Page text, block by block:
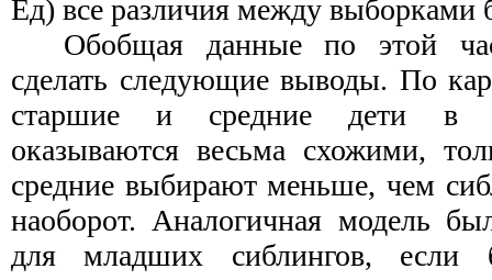
Ед) все различия между выборками
Обобщая данные по этой
сделать следующие выводы. По
старшие и средние дети в
оказываются весьма схожими,
средние выбирают меньше, чем
наоборот. Аналогичная модель
для младших сиблингов,